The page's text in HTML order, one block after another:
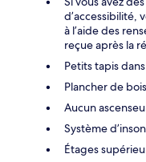
d’accessibilité,
à l’aide des
reçue après la
Petits tapis
Plancher de
Aucun
Système
Étages